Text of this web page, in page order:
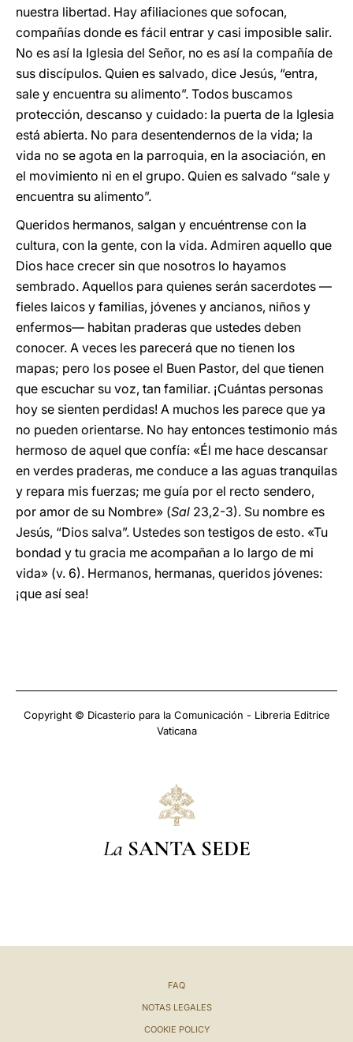
nuestra libertad. Hay afiliaciones que sofocan,
compañías donde es fácil entrar y casi imposible salir.
No es así la Iglesia del Señor, no es así la compañía de
sus discípulos. Quien es salvado, dice Jesús, “entra,
sale y encuentra su alimento”. Todos buscamos
protección, descanso y cuidado: la puerta de la Iglesia
está abierta. No para desentendernos de la vida; la
vida no se agota en la parroquia, en la asociación, en
el movimiento ni en el grupo. Quien es salvado “sale y
encuentra su alimento”.
Queridos hermanos, salgan y encuéntrense con la
cultura, con la gente, con la vida. Admiren aquello que
Dios hace crecer sin que nosotros lo hayamos
sembrado. Aquellos para quienes serán sacerdotes —
fieles laicos y familias, jóvenes y ancianos, niños y
enfermos— habitan praderas que ustedes deben
conocer. A veces les parecerá que no tienen los
mapas; pero los posee el Buen Pastor, del que tienen
que escuchar su voz, tan familiar. ¡Cuántas personas
hoy se sienten perdidas! A muchos les parece que ya
no pueden orientarse. No hay entonces testimonio más
hermoso de aquel que confía: «Él me hace descansar
en verdes praderas, me conduce a las aguas tranquilas
y repara mis fuerzas; me guía por el recto sendero,
por amor de su Nombre» (Sal 23,2-3). Su nombre es
Jesús, “Dios salva”. Ustedes son testigos de esto. «Tu
bondad y tu gracia me acompañan a lo largo de mi
vida» (v. 6). Hermanos, hermanas, queridos jóvenes:
¡que así sea!
Copyright © Dicasterio para la Comunicación - Libreria Editrice
Vaticana
La SANTA SEDE
FAQ
NOTAS LEGALES
COOKIE POLICY